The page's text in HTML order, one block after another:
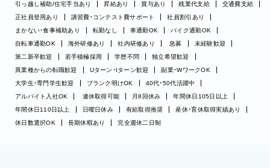
引っ越し補助/住宅手当あり
昇給あり 賞与あり 残業代支給
交通費支給
正社員登用あり
講習費・コンテスト費サポート
社員割引あり
まかない・食事補助あり
転勤なし 車通勤OK
バイク通勤OK
自転車通勤OK
海外研修あり 社内研修あり 急募
未経験歓迎
第二新卒歓迎
若手積極採用 学歴不問
独立希望歓迎
異業種からの転職歓迎
Uターン・Iターン歓迎
副業・WワークOK
大学生・専門学生歓迎
ブランク明けOK
40代・50代活躍中
アルバイト入社OK
連休取得可能 月8回休み
年間休日105日以上
年間休日110日以上
日曜日休み 有給取得推奨
産休・育休取得実績あり
休日数選択OK
長期休暇あり 完全週休二日制